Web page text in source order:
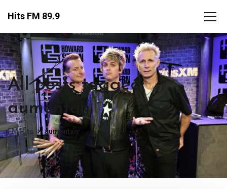
Hits FM 89.9
All posts tagged:
aumentan
FM Hits aumentan